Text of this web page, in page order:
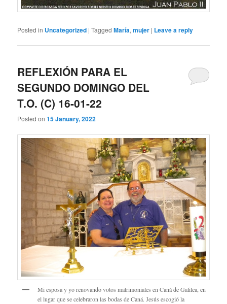
Posted in Uncategorized |Tagged María,mujer | Leave a reply
REFLEXIÓN PARA EL
SEGUNDO DOMINGO DEL
T.O. (C) 16-01-22
Posted on15 January, 2022
Mi esposa y yo renovando votos matrimoniales en Caná de Galilea, en
el lugar que se celebraron las bodas de Caná. Jesús escogió la